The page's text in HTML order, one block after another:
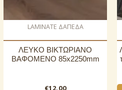
LAMINATE ΔΑΠΕΔΑ
ΛΕΥΚΟ ΒΙΚΤΩΡΙΑΝΟ
ΒΑΦΟΜΕΝΟ 85x2250mm
€12.00